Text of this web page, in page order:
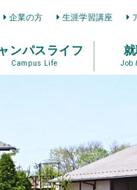
企業の方 生涯学習講座
ンパスライフ
Campus Life Job